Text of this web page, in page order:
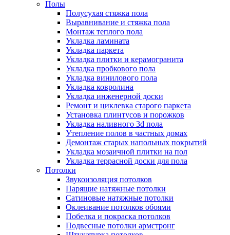
Полы
Полусухая стяжка пола
Выравнивание и стяжка пола
Монтаж теплого пола
Укладка ламината
Укладка паркета
Укладка плитки и керамогранита
Укладка пробкового пола
Укладка винилового пола
Укладка ковролина
Укладка инженерной доски
Ремонт и циклевка старого паркета
Установка плинтусов и порожков
Укладка наливного 3d пола
Утепление полов в частных домах
Демонтаж старых напольных покрытий
Укладка мозаичной плитки на пол
Укладка террасной доски для пола
Потолки
Звукоизоляция потолков
Парящие натяжные потолки
Сатиновые натяжные потолки
Оклеивание потолков обоями
Побелка и покраска потолков
Подвесные потолки армстронг